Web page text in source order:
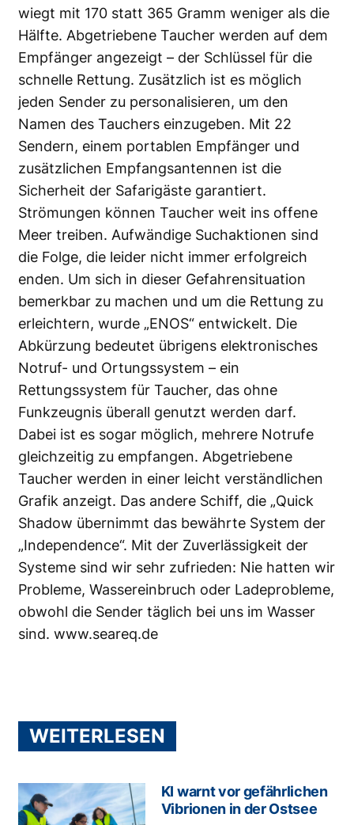
wiegt mit 170 statt 365 Gramm weniger als die
Hälfte. Abgetriebene Taucher werden auf dem
Empfänger angezeigt – der Schlüssel für die
schnelle Rettung. Zusätzlich ist es möglich
jeden Sender zu personalisieren, um den
Namen des Tauchers einzugeben. Mit 22
Sendern, einem portablen Empfänger und
zusätzlichen Empfangsantennen ist die
Sicherheit der Safarigäste garantiert.
Strömungen können Taucher weit ins offene
Meer treiben. Aufwändige Suchaktionen sind
die Folge, die leider nicht immer erfolgreich
enden. Um sich in dieser Gefahrensituation
bemerkbar zu machen und um die Rettung zu
erleichtern, wurde „ENOS“ entwickelt. Die
Abkürzung bedeutet übrigens elektronisches
Notruf- und Ortungssystem – ein
Rettungssystem für Taucher, das ohne
Funkzeugnis überall genutzt werden darf.
Dabei ist es sogar möglich, mehrere Notrufe
gleichzeitig zu empfangen. Abgetriebene
Taucher werden in einer leicht verständlichen
Grafik anzeigt. Das andere Schiff, die „Quick
Shadow übernimmt das bewährte System der
„Independence“. Mit der Zuverlässigkeit der
Systeme sind wir sehr zufrieden: Nie hatten wir
Probleme, Wassereinbruch oder Ladeprobleme,
obwohl die Sender täglich bei uns im Wasser
sind. www.seareq.de
WEITERLESEN
KI warnt vor gefährlichen
Vibrionen in der Ostsee